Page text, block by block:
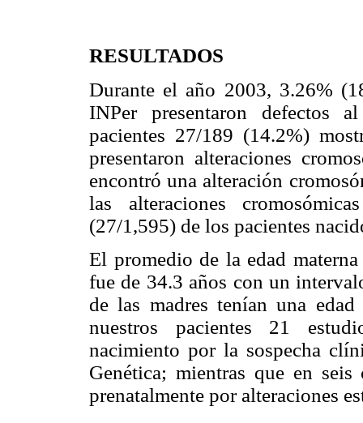
RESULTADOS
Durante el año 2003, 3.26%
INPer presentaron defectos
pacientes 27/189 (14.2%)
presentaron alteraciones
encontró una alteración
las alteraciones
(27/1,595) de los pacientes
El promedio de la edad
fue de 34.3 años con un
de las madres tenían una
nuestros pacientes 21
nacimiento por la sospecha
Genética; mientras que en
prenatalmente por alteraciones